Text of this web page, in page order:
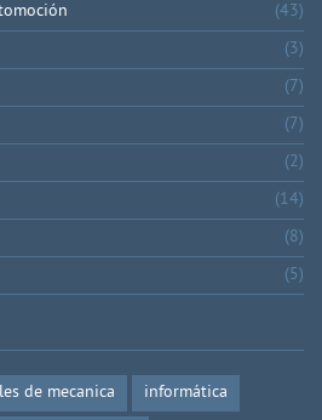
(43)
(3)
(7)
(7)
(2)
(14)
(8)
(5)
de mecanica informática